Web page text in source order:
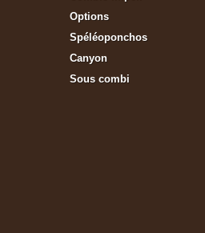
Options
Spéléoponchos
Canyon
Sous combi